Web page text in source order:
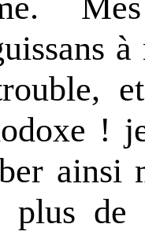
!
ainsi
plus